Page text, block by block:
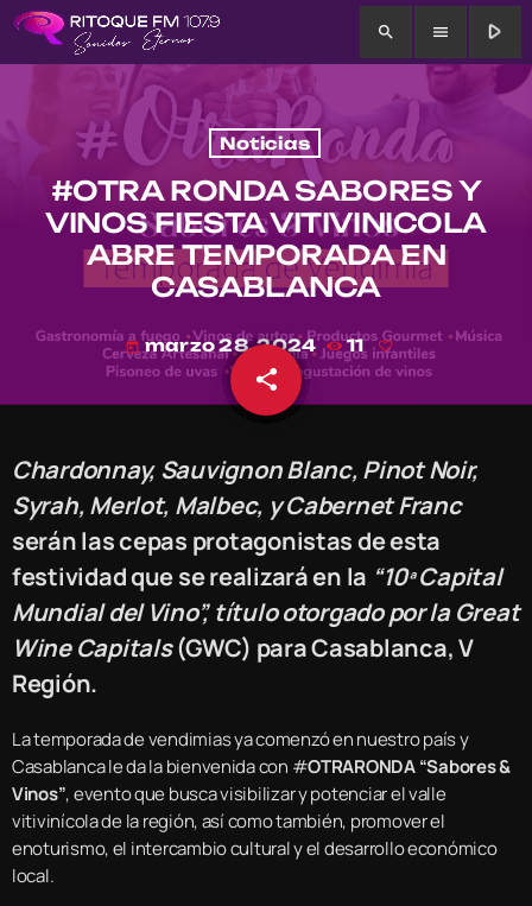
search menu play_arrow
Noticias
#OTRA RONDA SABORES Y
VINOS FIESTA VITIVINICOLA
ABRE TEMPORADA EN
CASABLANCA
today marzo 28, 2024 11
share
email
Chardonnay, Sauvignon Blanc, Pinot Noir,
Syrah, Merlot, Malbec, y Cabernet Franc
serán las cepas protagonistas de esta
festividad que se realizará en la “10ª Capital
Mundial del Vino”, título otorgado por la Great
Wine Capitals(GWC) para Casablanca, V
Región.
La temporada de vendimias ya comenzó en nuestro país y
Casablanca le da la bienvenida con #OTRARONDA “Sabores &
Vinos”, evento que busca visibilizar y potenciar el valle
vitivinícola de la región, así como también, promover el
enoturismo, el intercambio cultural y el desarrollo económico
local.